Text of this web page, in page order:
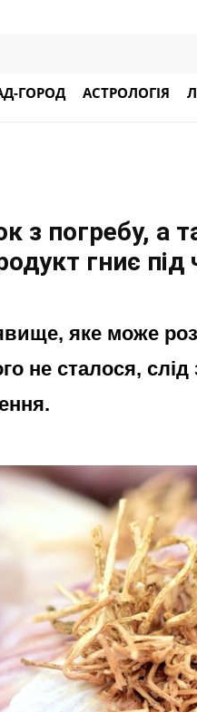
ГОРОД АСТРОЛОГІЯ
з погребу, а
гниє під
яке може
не сталося, слід